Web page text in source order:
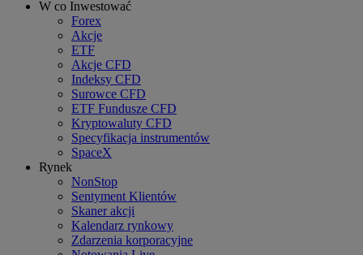
W co Inwestować
Forex
Akcje
ETF
Akcje CFD
Indeksy CFD
Surowce CFD
ETF Fundusze CFD
Kryptowaluty CFD
Specyfikacja instrumentów
SpaceX
Rynek
NonStop
Sentyment Klientów
Skaner akcji
Kalendarz rynkowy
Zdarzenia korporacyjne